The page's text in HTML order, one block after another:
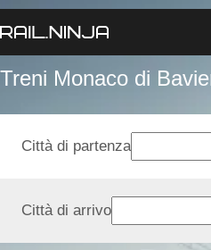
Treni Monaco di
Città di partenza
Città di arrivo